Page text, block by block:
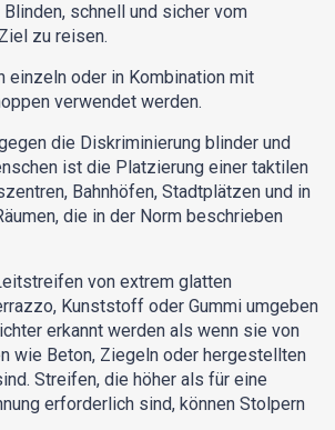
schnell und sicher vom
zu reisen.
einzeln oder in Kombination mit
verwendet werden.
die Diskriminierung blinder und
ist die Platzierung einer taktilen
Bahnhöfen, Stadtplätzen und in
die in der Norm beschrieben
von extrem glatten
Kunststoff oder Gummi umgeben
erkannt werden als wenn sie von
wie Beton, Ziegeln oder hergestellten
Streifen, die höher als für eine
erforderlich sind, können Stolpern